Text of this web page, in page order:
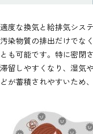
適度な換気と給排気シス
汚染物質の排出だけでな
とも可能です。特に密閉
滞留しやすくなり、湿気
どが蓄積されやすいため